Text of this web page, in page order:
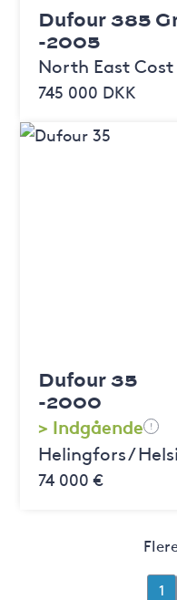
Dufour 385
-2005
North East
745 000 DKK
Dufour 35
-2000
> Indgående !
Helingfors /
74 000 €
1